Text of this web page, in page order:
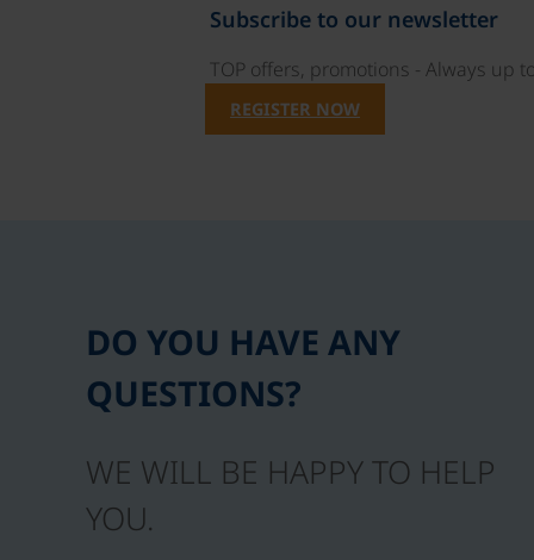
Subscribe to our newsletter
TOP offers, promotions - Always up
REGISTER NOW
DO YOU HAVE ANY
QUESTIONS?
WE WILL BE HAPPY TO HELP
YOU.